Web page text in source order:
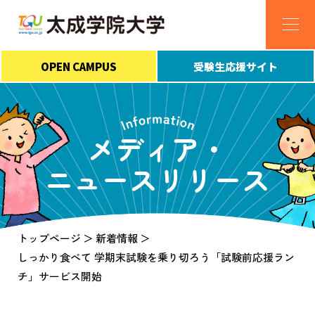
OPEN CAMPUS 受験生応援サイト
メディア・
ニュースリリース
トップページ
新着情報
しっかり食べて 学期末試験を乗り切ろう「試験前応援ラン
チ」サービス開始